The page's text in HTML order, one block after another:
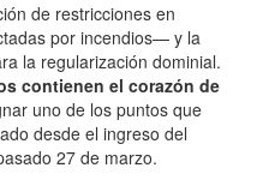
de restricciones en
por incendios— y la
la regularización dominial.
contienen el corazón de
uno de los puntos que
desde el ingreso del
27 de marzo.